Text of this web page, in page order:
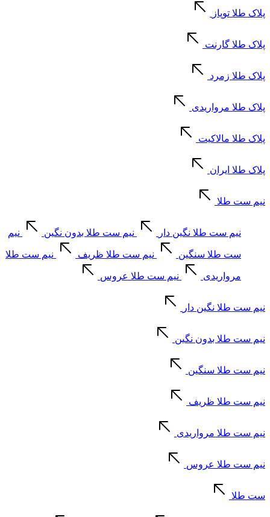
پلاک طلا توپاز
پلاک طلا گارنت
پلاک طلا زمرد
پلاک طلا مرواریدی
پلاک طلا مالاکیت
پلاک طلا ایران
نیم ست طلا
نیم ست طلا نگین دار نیم ست طلا بدون نگین نیم
ست طلا سنگین نیم ست طلا ظریف نیم ست طلا
مرواریدی نیم ست طلا عروس
نیم ست طلا نگین دار
نیم ست طلا بدون نگین
نیم ست طلا سنگین
نیم ست طلا ظریف
نیم ست طلا مرواریدی
نیم ست طلا عروس
ست طلا